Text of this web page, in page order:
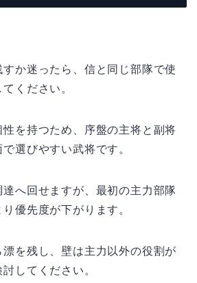
か迷ったら、信と同じ部隊で使
ください。
を持つため、序盤の主将と副将
選びやすい武将です。
へ回せますが、最初の主力部隊
優先度が下がります。
を残し、壁は主力以外の役割が
してください。